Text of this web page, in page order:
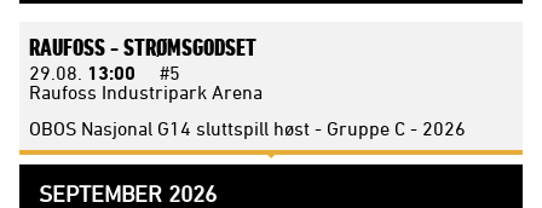
RAUFOSS -STRØMSGODSET
29.08. 13:00
#5
Raufoss Industripark Arena
OBOS Nasjonal G14 sluttspill høst - Gruppe C - 2026
SEPTEMBER 2026